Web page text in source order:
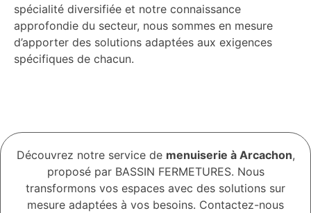
spécialité diversifiée et notre connaissance
approfondie du secteur, nous sommes en mesure
d’apporter des solutions adaptées aux exigences
spécifiques de chacun.
Découvrez notre service de menuiserie à Arcachon,
proposé par BASSIN FERMETURES. Nous
transformons vos espaces avec des solutions sur
mesure adaptées à vos besoins. Contactez-nous